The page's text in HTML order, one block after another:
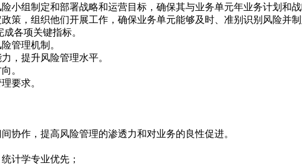
组制定和部署战略和运营目标，确保其与业务单元年业务计划和战
，组织他们开展工作，确保业务单元能够及时、准别识别风险并制
各项关键指标。
管理机制。
，提升风险管理水平。
。
要求。
作，提高风险管理的渗透力和对业务的良性促进。
计学专业优先；